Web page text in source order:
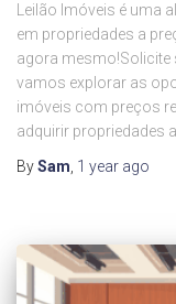
Leilão Imóveis é uma
em propriedades a
agora mesmo!Solicite
vamos explorar as
imóveis com preços
adquirir propriedades
BySam, 1 year ago